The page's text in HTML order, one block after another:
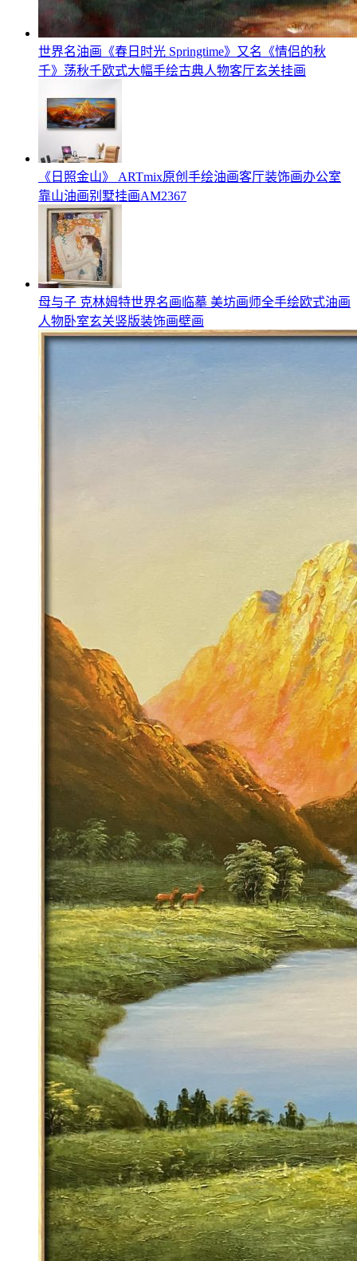
世界名油画《春日时光 Springtime》又名《情侣的秋
千》荡秋千欧式大幅手绘古典人物客厅玄关挂画
《日照金山》 ARTmix原创手绘油画客厅装饰画办公室
靠山油画别墅挂画AM2367
母与子 克林姆特世界名画临摹 美坊画师全手绘欧式油画
人物卧室玄关竖版装饰画壁画